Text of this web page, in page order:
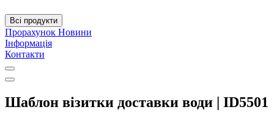
Всі продукти
Прорахунок Новини
Інформація
Контакти
Шаблон візитки доставки води | ID5501